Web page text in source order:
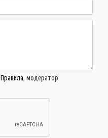
Правила, модератор